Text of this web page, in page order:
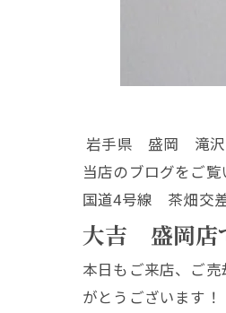
岩手県 盛岡 滝
当店のブログをご覧
国道4号線 茶畑交
大吉 盛岡店
本日もご来店、ご
がとうございます！